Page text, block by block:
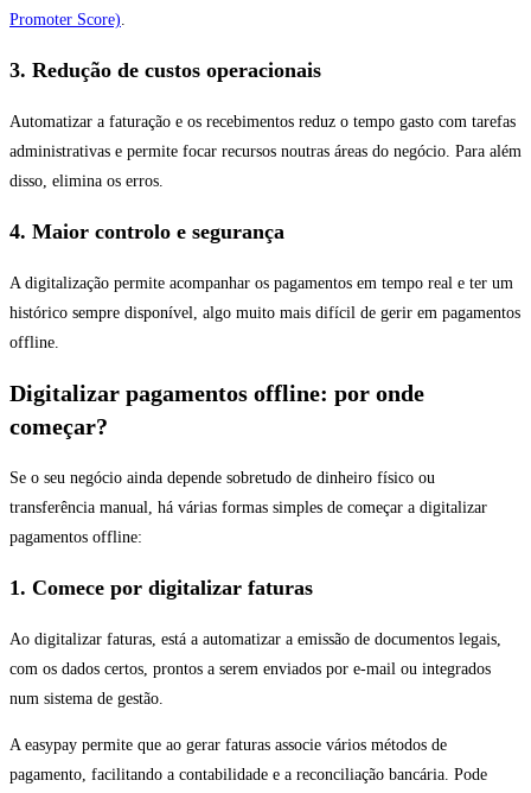
Promoter Score)
3. Redução de custos operacionais
Automatizar a faturação e os recebimentos reduz o tempo gasto com tarefas
administrativas e permite focar recursos noutras áreas do negócio. Para além
disso, elimina os erros.
4. Maior controlo e segurança
A digitalização permite acompanhar os pagamentos em tempo real e ter um
histórico sempre disponível, algo muito mais difícil de gerir em pagamentos
offline.
Digitalizar pagamentos offline: por onde
começar?
Se o seu negócio ainda depende sobretudo de dinheiro físico ou
transferência manual, há várias formas simples de começar a digitalizar
pagamentos offline:
1. Comece por digitalizar faturas
Ao digitalizar faturas, está a automatizar a emissão de documentos legais,
com os dados certos, prontos a serem enviados por e-mail ou integrados
num sistema de gestão.
A easypay permite que ao gerar faturas associe vários métodos de
pagamento, facilitando a contabilidade e a reconciliação bancária. Pode